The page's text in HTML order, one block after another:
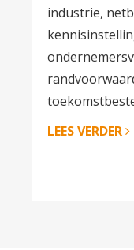
industrie,
LEES VERDER